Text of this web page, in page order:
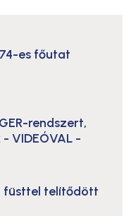
es főutat
rendszert,
- VIDEÓVAL -
füsttel telítődött